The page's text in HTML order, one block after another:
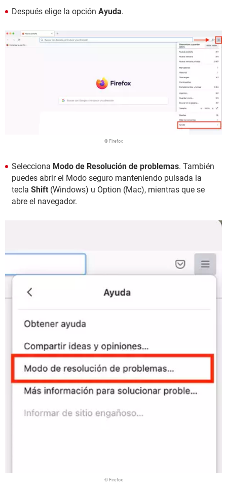
Después elige la opción Ayuda.
© Firefox
Selecciona Modo de Resolución de problemas. También
puedes abrir el Modo seguro manteniendo pulsada la
tecla Shift (Windows) u Option (Mac), mientras que se
abre el navegador.
© Firefox